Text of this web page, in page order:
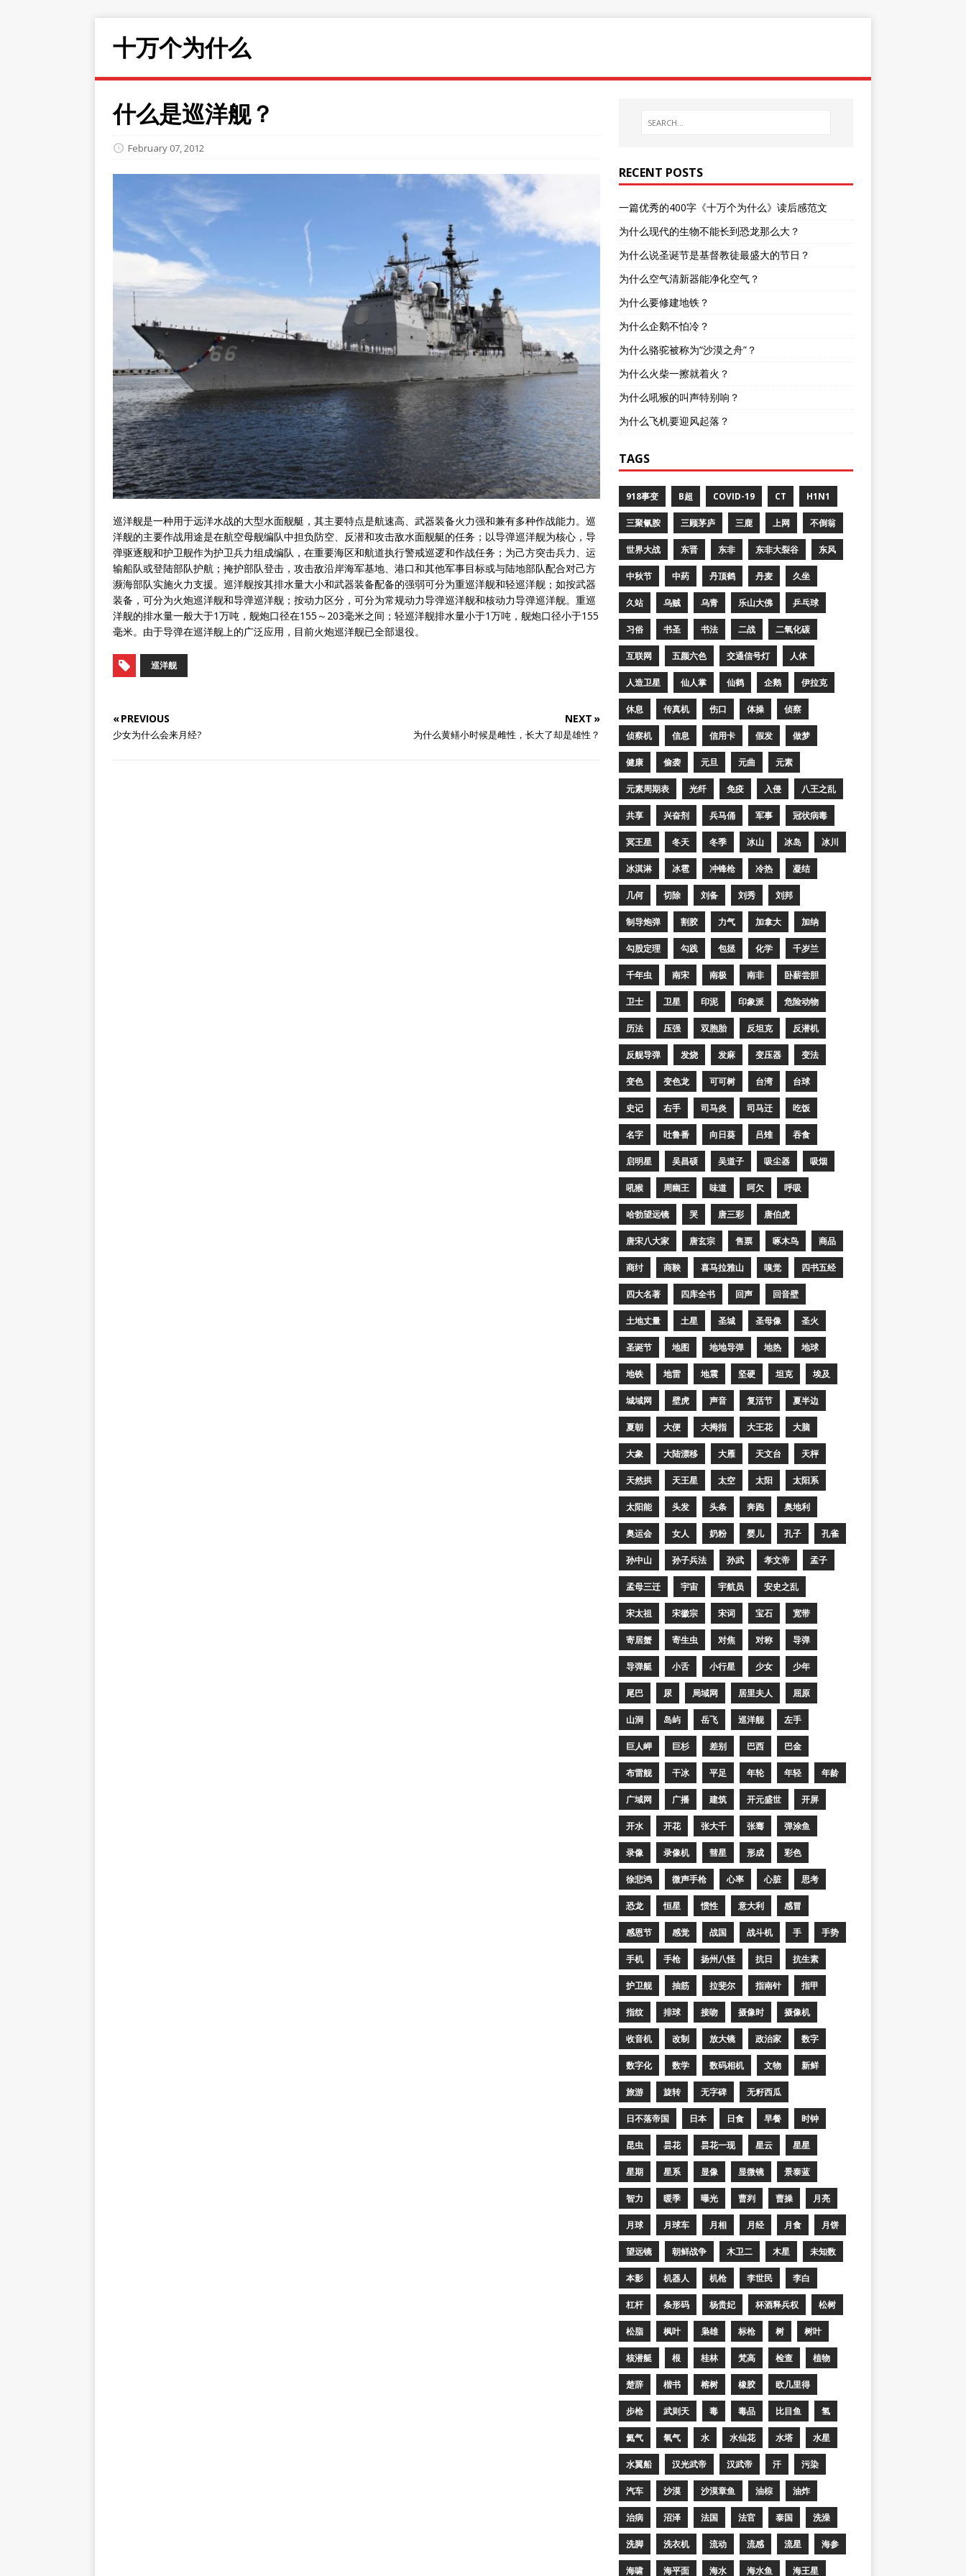
十万个为什么
什么是巡洋舰？
February 07, 2012
巡洋舰是一种用于远洋水战的大型水面舰艇，其主要特点是航速高、武器装备火力强和兼有多种作战能力。巡
洋舰的主要作战用途是在航空母舰编队中担负防空、反潜和攻击敌水面舰艇的任务；以导弹巡洋舰为核心，导
弹驱逐舰和护卫舰作为护卫兵力组成编队，在重要海区和航道执行警戒巡逻和作战任务；为己方突击兵力、运
输船队或登陆部队护航；掩护部队登击，攻击敌沿岸海军基地、港口和其他军事目标或与陆地部队配合对己方
濒海部队实施火力支援。巡洋舰按其排水量大小和武器装备配备的强弱可分为重巡洋舰和轻巡洋舰；如按武器
装备，可分为火炮巡洋舰和导弹巡洋舰；按动力区分，可分为常规动力导弹巡洋舰和核动力导弹巡洋舰。重巡
洋舰的排水量一般大于1万吨，舰炮口径在155～203毫米之间；轻巡洋舰排水量小于1万吨，舰炮口径小于155
毫米。由于导弹在巡洋舰上的广泛应用，目前火炮巡洋舰已全部退役。
巡洋舰
« PREVIOUS
少女为什么会来月经?
NEXT »
为什么黄鳝小时候是雌性，长大了却是雄性？
RECENT POSTS
一篇优秀的400字《十万个为什么》读后感范文
为什么现代的生物不能长到恐龙那么大？
为什么说圣诞节是基督教徒最盛大的节日？
为什么空气清新器能净化空气？
为什么要修建地铁？
为什么企鹅不怕冷？
为什么骆驼被称为“沙漠之舟”？
为什么火柴一擦就着火？
为什么吼猴的叫声特别响？
为什么飞机要迎风起落？
TAGS
918事变 B超 COVID-19 CT H1N1
三聚氰胺 三顾茅庐 三鹿 上网 不倒翁
世界大战 东晋 东非 东非大裂谷 东风
中秋节 中药 丹顶鹤 丹麦 久坐
久站 乌贼 乌青 乐山大佛 乒乓球
习俗 书圣 书法 二战 二氧化碳
互联网 五颜六色 交通信号灯 人体
人造卫星 仙人掌 仙鹤 企鹅 伊拉克
休息 传真机 伤口 体操 侦察
侦察机 信息 信用卡 假发 做梦
健康 偷袭 元旦 元曲 元素
元素周期表 光纤 免疫 入侵 八王之乱
共享 兴奋剂 兵马俑 军事 冠状病毒
冥王星 冬天 冬季 冰山 冰岛 冰川
冰淇淋 冰雹 冲锋枪 冷热 凝结
几何 切除 刘备 刘秀 刘邦
制导炮弹 割胶 力气 加拿大 加纳
勾股定理 勾践 包拯 化学 千岁兰
千年虫 南宋 南极 南非 卧薪尝胆
卫士 卫星 印泥 印象派 危险动物
历法 压强 双胞胎 反坦克 反潜机
反舰导弹 发烧 发麻 变压器 变法
变色 变色龙 可可树 台湾 台球
史记 右手 司马炎 司马迁 吃饭
名字 吐鲁番 向日葵 吕雉 吞食
启明星 吴昌硕 吴道子 吸尘器 吸烟
吼猴 周幽王 味道 呵欠 呼吸
哈勃望远镜 哭 唐三彩 唐伯虎
唐宋八大家 唐玄宗 售票 啄木鸟 商品
商纣 商鞅 喜马拉雅山 嗅觉 四书五经
四大名著 四库全书 回声 回音壁
土地丈量 土星 圣城 圣母像 圣火
圣诞节 地图 地地导弹 地热 地球
地铁 地雷 地震 坚硬 坦克 埃及
城域网 壁虎 声音 复活节 夏半边
夏朝 大便 大拇指 大王花 大脑
大象 大陆漂移 大雁 天文台 天枰
天然拱 天王星 太空 太阳 太阳系
太阳能 头发 头条 奔跑 奥地利
奥运会 女人 奶粉 婴儿 孔子 孔雀
孙中山 孙子兵法 孙武 孝文帝 孟子
孟母三迁 宇宙 宇航员 安史之乱
宋太祖 宋徽宗 宋词 宝石 宽带
寄居蟹 寄生虫 对焦 对称 导弹
导弹艇 小舌 小行星 少女 少年
尾巴 尿 局域网 居里夫人 屈原
山洞 岛屿 岳飞 巡洋舰 左手
巨人岬 巨杉 差别 巴西 巴金
布雷舰 干冰 平足 年轮 年轻 年龄
广域网 广播 建筑 开元盛世 开屏
开水 开花 张大千 张骞 弹涂鱼
录像 录像机 彗星 形成 彩色
徐悲鸿 微声手枪 心率 心脏 思考
恐龙 恒星 惯性 意大利 感冒
感恩节 感觉 战国 战斗机 手 手势
手机 手枪 扬州八怪 抗日 抗生素
护卫舰 抽筋 拉斐尔 指南针 指甲
指纹 排球 接吻 摄像时 摄像机
收音机 改制 放大镜 政治家 数字
数字化 数学 数码相机 文物 新鲜
旅游 旋转 无字碑 无籽西瓜
日不落帝国 日本 日食 早餐 时钟
昆虫 昙花 昙花一现 星云 星星
星期 星系 显像 显微镜 景泰蓝
智力 暖季 曝光 曹刿 曹操 月亮
月球 月球车 月相 月经 月食 月饼
望远镜 朝鲜战争 木卫二 木星 未知数
本影 机器人 机枪 李世民 李白
杠杆 条形码 杨贵妃 杯酒释兵权 松树
松脂 枫叶 枭雄 标枪 树 树叶
核潜艇 根 桂林 梵高 检查 植物
楚辞 楷书 榕树 橡胶 欧几里得
步枪 武则天 毒 毒品 比目鱼 氢
氦气 氧气 水 水仙花 水塔 水星
水翼船 汉光武帝 汉武帝 汗 污染
汽车 沙漠 沙漠章鱼 油棕 油炸
治病 沼泽 法国 法官 泰国 洗澡
洗脚 洗衣机 流动 流感 流星 海参
海啸 海平面 海水 海水鱼 海王星